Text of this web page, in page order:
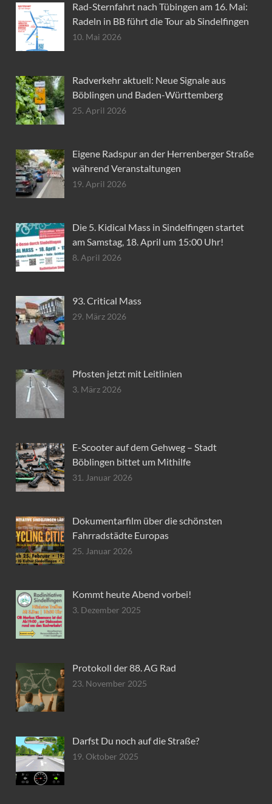
Rad-Sternfahrt nach Tübingen am 16. Mai:
Radeln in BB führt die Tour ab Sindelfingen
10. Mai 2026
Radverkehr aktuell: Neue Signale aus
Böblingen und Baden-Württemberg
25. April 2026
Eigene Radspur an der Herrenberger Straße
während Veranstaltungen
19. April 2026
Die 5. Kidical Mass in Sindelfingen startet
am Samstag, 18. April um 15:00 Uhr!
8. April 2026
93. Critical Mass
29. März 2026
Pfosten jetzt mit Leitlinien
3. März 2026
E-Scooter auf dem Gehweg – Stadt
Böblingen bittet um Mithilfe
31. Januar 2026
Dokumentarfilm über die schönsten
Fahrradstädte Europas
25. Januar 2026
Kommt heute Abend vorbei!
3. Dezember 2025
Protokoll der 88. AG Rad
23. November 2025
Darfst Du noch auf die Straße?
19. Oktober 2025